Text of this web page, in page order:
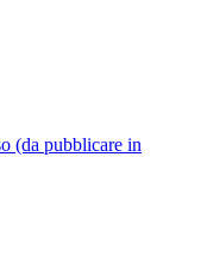
(da pubblicare in